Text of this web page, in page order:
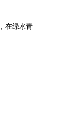
在绿水青